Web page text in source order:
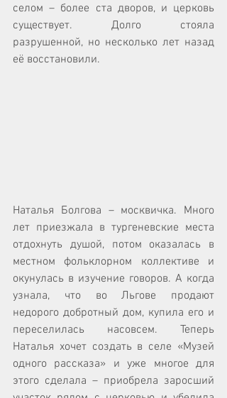
селом – более ста дворов, и церковь
существует. Долго стояла
разрушенной, но несколько лет назад
её восстановили.
Наталья Болгова – москвичка. Много
лет приезжала в тургеневские места
отдохнуть душой, потом оказалась в
местном фольклорном коллективе и
окунулась в изучение говоров. А когда
узнала, что во Льгове продают
недорого добротный дом, купила его и
переселилась насовсем. Теперь
Наталья хочет создать в селе «Музей
одного рассказа» и уже многое для
этого сделала – приобрела заросший